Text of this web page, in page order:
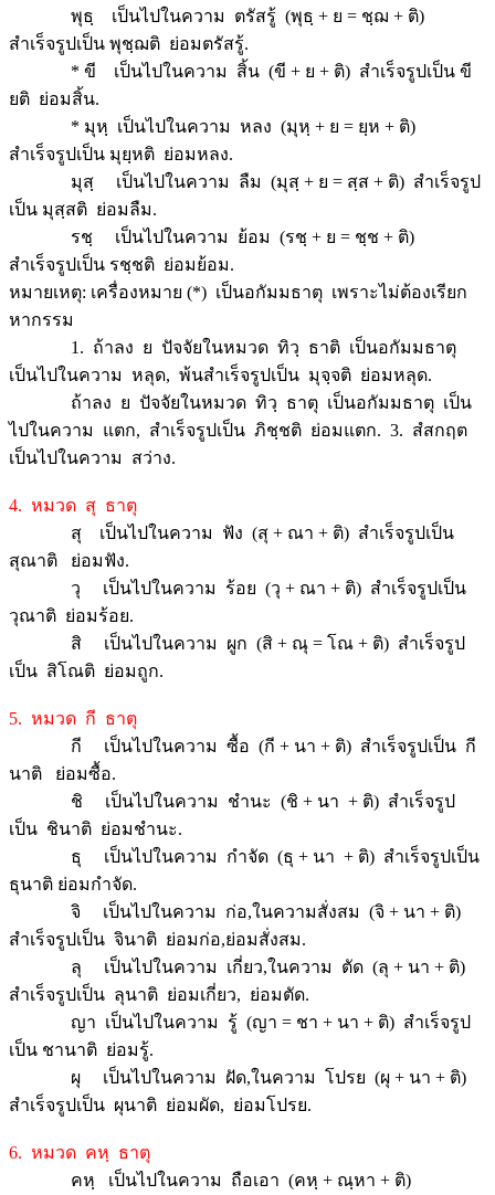
พุธฺ เป็นไปในความ ตรัสรู้ (พุธฺ + ย = ชฺฌ + ติ)
สำเร็จรูปเป็น พุชฺฌติ ย่อมตรัสรู้.
* ขี เป็นไปในความ สิ้น (ขี + ย + ติ) สำเร็จรูปเป็น ขี
ยติ ย่อมสิ้น.
* มุหฺ เป็นไปในความ หลง (มุหฺ + ย = ยฺห + ติ)
สำเร็จรูปเป็น มุยฺหติ ย่อมหลง.
มุสฺ เป็นไปในความ ลืม (มุสฺ + ย = สฺส + ติ) สำเร็จรูป
เป็น มุสฺสติ ย่อมลืม.
รชฺ เป็นไปในความ ย้อม (รชฺ + ย = ชฺช + ติ)
สำเร็จรูปเป็น รชฺชติ ย่อมย้อม.
หมายเหตุ: เครื่องหมาย (*) เป็นอกัมมธาตุ เพราะไม่ต้องเรียก
หากรรม
1. ถ้าลง ย ปัจจัยในหมวด ทิวฺ ธาติ เป็นอกัมมธาตุ
เป็นไปในความ หลุด, พ้นสำเร็จรูปเป็น มุจฺจติ ย่อมหลุด.
ถ้าลง ย ปัจจัยในหมวด ทิวฺ ธาตุ เป็นอกัมมธาตุ เป็น
ไปในความ แตก, สำเร็จรูปเป็น ภิชฺชติ ย่อมแตก. 3. สํสกฤต
เป็นไปในความ สว่าง.
4. หมวด สุ ธาตุ
สุ เป็นไปในความ ฟัง (สุ + ณา + ติ) สำเร็จรูปเป็น
สุณาติ ย่อมฟัง.
วุ เป็นไปในความ ร้อย (วุ + ณา + ติ) สำเร็จรูปเป็น
วุณาติ ย่อมร้อย.
สิ เป็นไปในความ ผูก (สิ + ณุ = โณ + ติ) สำเร็จรูป
เป็น สิโณติ ย่อมถูก.
5. หมวด กี ธาตุ
กี เป็นไปในความ ซื้อ (กี + นา + ติ) สำเร็จรูปเป็น กี
นาติ ย่อมซื้อ.
ชิ เป็นไปในความ ชำนะ (ชิ + นา + ติ) สำเร็จรูป
เป็น ชินาติ ย่อมชำนะ.
ธุ เป็นไปในความ กำจัด (ธุ + นา + ติ) สำเร็จรูปเป็น
ธุนาติ ย่อมกำจัด.
จิ เป็นไปในความ ก่อ,ในความสั่งสม (จิ + นา + ติ)
สำเร็จรูปเป็น จินาติ ย่อมก่อ,ย่อมสั่งสม.
ลุ เป็นไปในความ เกี่ยว,ในความ ตัด (ลุ + นา + ติ)
สำเร็จรูปเป็น ลุนาติ ย่อมเกี่ยว, ย่อมตัด.
ญา เป็นไปในความ รู้ (ญา = ชา + นา + ติ) สำเร็จรูป
เป็น ชานาติ ย่อมรู้.
ผุ เป็นไปในความ ฝัด,ในความ โปรย (ผุ + นา + ติ)
สำเร็จรูปเป็น ผุนาติ ย่อมผัด, ย่อมโปรย.
6. หมวด คหฺ ธาตุ
คหฺ เป็นไปในความ ถือเอา (คหฺ + ณฺหา + ติ)